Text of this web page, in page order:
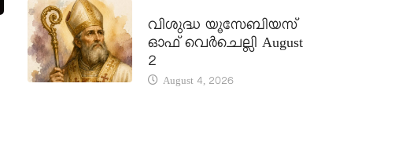
വിശുദ്ധ യൂസേബിയസ്
ഓഫ് വെർചെല്ലി August
2
August 4, 2026